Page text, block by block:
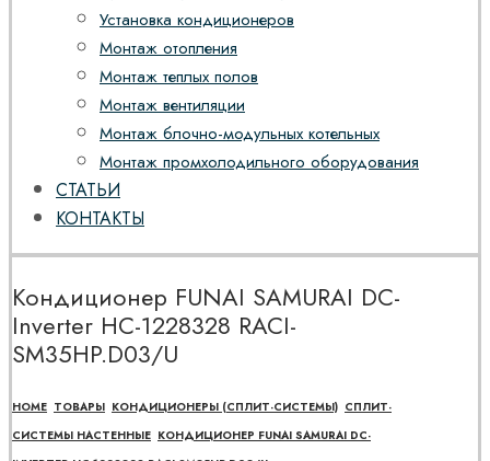
Установка кондиционеров
Монтаж отопления
Монтаж теплых полов
Монтаж вентиляции
Монтаж блочно-модульных котельных
Монтаж промхолодильного оборудования
СТАТЬИ
КОНТАКТЫ
Кондиционер FUNAI SAMURAI DC-
Inverter НС-1228328 RACI-
SM35HP.D03/U
HOME ТОВАРЫ КОНДИЦИОНЕРЫ (СПЛИТ-СИСТЕМЫ) СПЛИТ-
СИСТЕМЫ НАСТЕННЫЕ КОНДИЦИОНЕР FUNAI SAMURAI DC-